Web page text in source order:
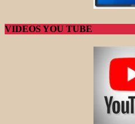
VIDEOS YOU TUBE